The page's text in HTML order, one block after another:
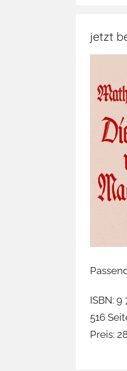
jetzt
ISBN: 9
516
Preis: